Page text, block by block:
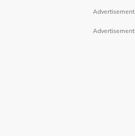
Advertisement
Advertisement